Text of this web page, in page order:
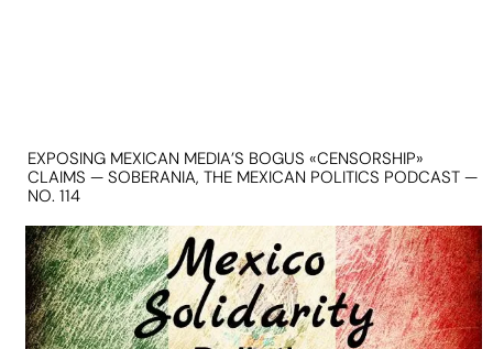
EXPOSING MEXICAN MEDIA’S BOGUS «CENSORSHIP»
CLAIMS — SOBERANIA, THE MEXICAN POLITICS PODCAST —
NO. 114